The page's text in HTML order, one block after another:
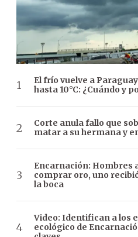
El frío vuelve a
hasta 10°C: ¿Cuándo y
Corte anula fallo que
matar a su hermana y
Encarnación: Hombres
comprar oro, uno
la boca
Video: Identifican a los
ecológico de